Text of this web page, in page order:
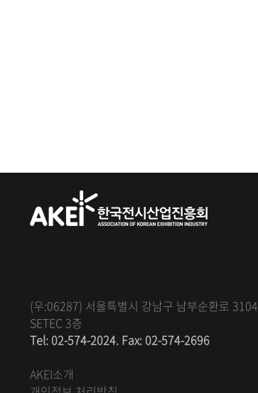
(우:06287) 서울특별시 강남구 남부순환로 3104
SETEC 3층
Tel: 02-574-2024. Fax: 02-574-2696
AKEI소개